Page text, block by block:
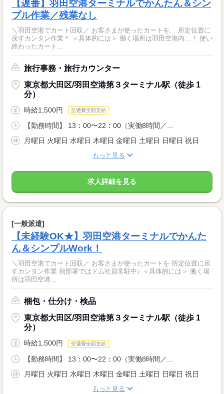
【遅番】羽田空港ターミナルでかんたん＆シン
プル作業／残業なし
＼羽田空港でカート回収／ お客さまが使ったカートを、 所定位置に
戻すカンタン作業＊ ＜具体的には＞ 働く場所は羽田空港内…！ 使い
終わったカート...
旅行事務・旅行カウンター
東京都大田区/羽田空港第３ターミナル駅（徒歩 1
分）
時給1,500円 交通費全額支給
【勤務時間】 13：00〜22：00（実働8時間／...
月曜日 火曜日 水曜日 木曜日 金曜日 土曜日 日曜日 祝日
もっと見る
求人詳細を見る
[一般派遣]
【未経験OK★】羽田空港ターミナルでかんた
ん＆シンプルWork！
＼羽田空港でカート回収／ お客さまが使ったカートを 所定位置に戻
すカンタン作業 別部署ではドム社員常駐中♪ ＜具体的には＞ 働く場
所は羽田空港...
梱包・仕分け・検品
東京都大田区/羽田空港第３ターミナル駅（徒歩 1
分）
時給1,500円 交通費全額支給
【勤務時間】 13：00〜22：00（実働8時間／...
月曜日 火曜日 水曜日 木曜日 金曜日 土曜日 日曜日 祝日
もっと見る